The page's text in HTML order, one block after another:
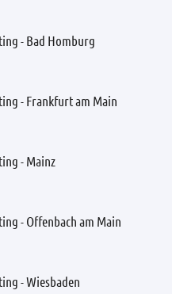
- Bad Homburg
- Frankfurt am Main
- Mainz
- Offenbach am Main
- Wiesbaden